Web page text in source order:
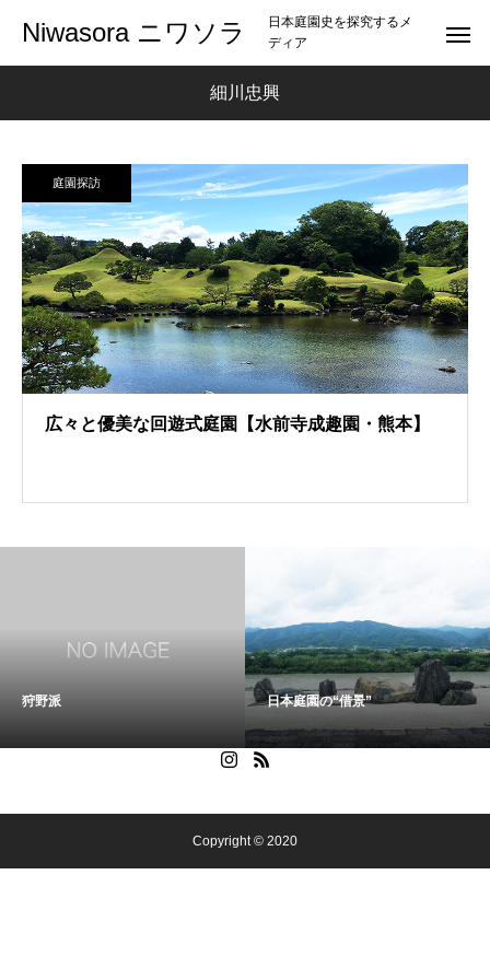
Niwasora ニワソラ
日本庭園史を探究するメ
ディア
細川忠興
庭園探訪
広々と優美な回遊式庭園【水前寺成趣園・熊本】
狩野派 日本庭園の“借景”
Copyright © 2020